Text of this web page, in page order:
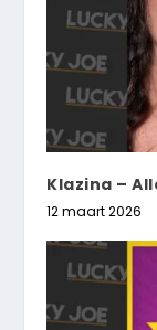
Klazina –
12 maart 2026